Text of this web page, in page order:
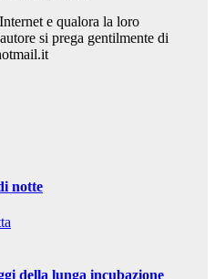
e qualora la loro
si prega gentilmente di
notte
della lunga incubazione